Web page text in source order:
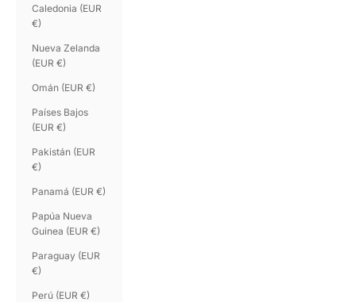
Caledonia (EUR
€)
Nueva Zelanda
(EUR €)
Omán (EUR €)
Países Bajos
(EUR €)
Pakistán (EUR
€)
Panamá (EUR €)
Papúa Nueva
Guinea (EUR €)
Paraguay (EUR
€)
Perú (EUR €)